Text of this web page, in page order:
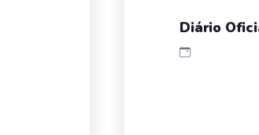
Diário